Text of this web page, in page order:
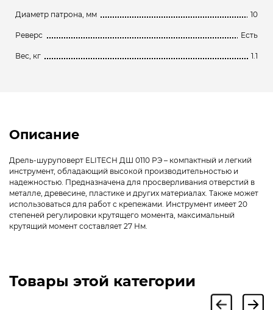
Диаметр патрона, мм 10
Реверс Есть
Вес, кг 1.1
Описание
Дрель-шуруповерт ELITECH ДШ 0110 РЭ – компактный и легкий
инструмент, обладающий высокой производительностью и
надежностью. Предназначена для просверливания отверстий в
металле, древесине, пластике и других материалах. Также может
использоваться для работ с крепежами. Инструмент имеет 20
степеней регулировки крутящего момента, максимальный
крутящий момент составляет 27 Нм.
Товары этой категории